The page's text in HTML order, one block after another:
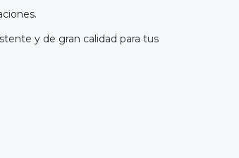
y de gran calidad para tus